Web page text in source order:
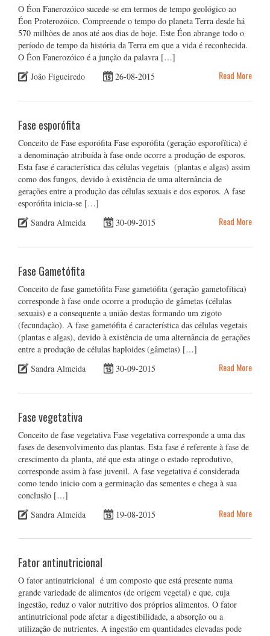
O Éon Fanerozóico sucede-se em termos de tempo geológico ao
Éon Proterozóico. Compreende o tempo do planeta Terra desde há
570 milhões de anos até aos dias de hoje. Este Éon abrange todo o
período de tempo da história da Terra em que a vida é reconhecida.
O Éon Fanerozóico é a junção da palavra […]
João Figueiredo
26-08-2015 Read More
Fase esporófita
Conceito de Fase esporófita Fase esporófita (geração esporofítica) é
a denominação atribuída à fase onde ocorre a produção de esporos.
Esta fase é característica das células vegetais (plantas e algas) assim
como dos fungos, devido à existência de uma alternância de
gerações entre a produção das células sexuais e dos esporos. A fase
esporófita inicia-se […]
Sandra Almeida
30-09-2015 Read More
Fase Gametófita
Conceito de fase gametófita Fase gametófita (geração gametofítica)
corresponde à fase onde ocorre a produção de gâmetas (células
sexuais) e a consequente a união destas formando um zigoto
(fecundação). A fase gametófita é característica das células vegetais
(plantas e algas), devido à existência de uma alternância de gerações
entre a produção de células haploides (gâmetas) […]
Sandra Almeida
30-09-2015 Read More
Fase vegetativa
Conceito de fase vegetativa Fase vegetativa corresponde a uma das
fases de desenvolvimento das plantas. Esta fase é referente à fase de
crescimento da planta, até que esta atinge o estado reprodutivo,
corresponde assim à fase juvenil. A fase vegetativa é considerada
como tendo inicio com a germinação das sementes e chega à sua
conclusão […]
Sandra Almeida
19-08-2015 Read More
Fator antinutricional
O fator antinutricional é um composto que está presente numa
grande variedade de alimentos (de origem vegetal) e que, cuja
ingestão, reduz o valor nutritivo dos próprios alimentos. O fator
antinutricional pode afetar a digestibilidade, a absorção ou a
utilização de nutrientes. A ingestão em quantidades elevadas pode